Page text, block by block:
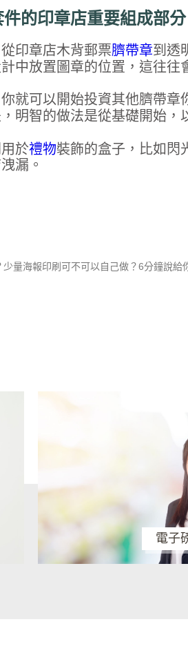
的印章店重要組成部
印章店木背郵票臍帶章到透
中放置圖章的位置，這往往
就可以開始投資其他臍帶
明智的做法是從基礎開始
於禮物裝飾的盒子，比如閃
漏。
量海報印刷可不可以自己做？6分鐘說給
電子